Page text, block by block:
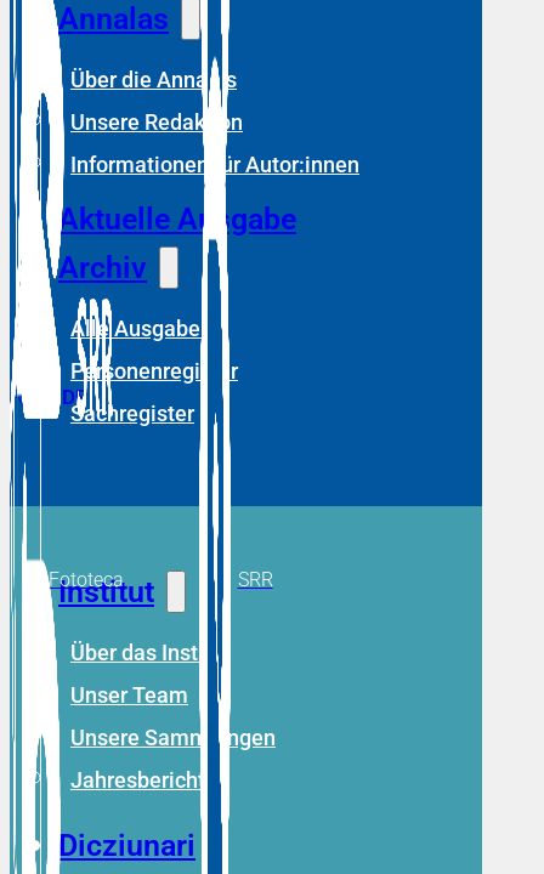
Annalas
Über die Annalas
Unsere Redaktion
Informationen für Autor:innen
Aktuelle Ausgabe
Archiv
Alle Ausgaben
Personenregister
Sachregister
RM DE
Institut
Über das Institut
Unser Team
Unsere Sammlungen
Jahresberichte
Dicziunari
Fototeca SRR